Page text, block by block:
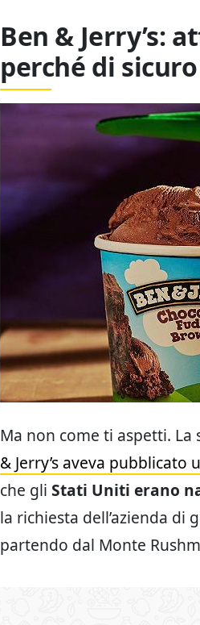
Ben & Jerry’s:
perché di
Ma non come ti aspetti.
& Jerry’s aveva pubblicato
che gli Stati Uniti erano
la richiesta dell’azienda di
partendo dal Monte